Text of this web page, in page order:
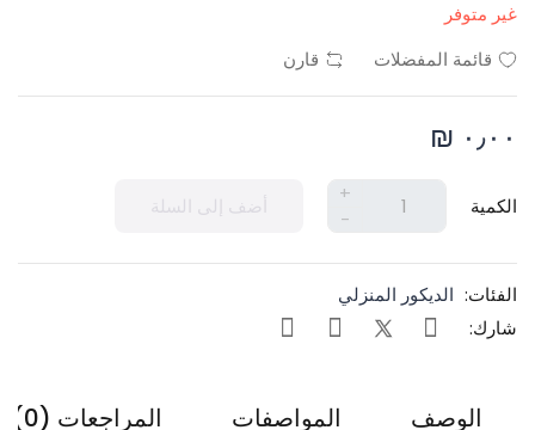
غير متوفر
قائمة المفضلات
قارن
٠٫٠٠ ₪
الكمية
+
-
أضف إلى السلة
الفئات: الديكور المنزلي
شارك:
الوصف المواصفات المراجعات (0)